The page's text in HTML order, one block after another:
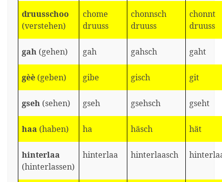
druusschoo
(verstehen)
chome
druuss
chonnsch
druuss
chonnt
druuss
gah (gehen) gah gahsch gaht
gèè (geben) gibe gisch git
gseh (sehen) gseh gsehsch gseht
haa (haben) ha häsch hät
hinterlaa
(hinterlassen)
hinterlaa hinterlaasch